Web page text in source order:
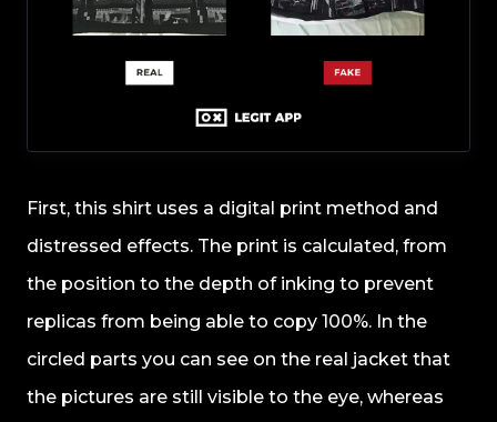
First, this shirt uses a digital print method and
distressed effects. The print is calculated, from
the position to the depth of inking to prevent
replicas from being able to copy 100%. In the
circled parts you can see on the real jacket that
the pictures are still visible to the eye, whereas